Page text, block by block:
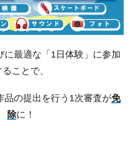
に最適な「1日体験」に参加
ことで、
品の提出を行う1次審査が免
除に！